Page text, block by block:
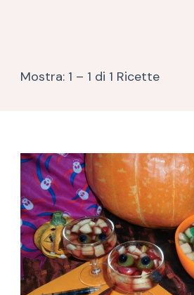
Mostra: 1 – 1 di 1 Ricette